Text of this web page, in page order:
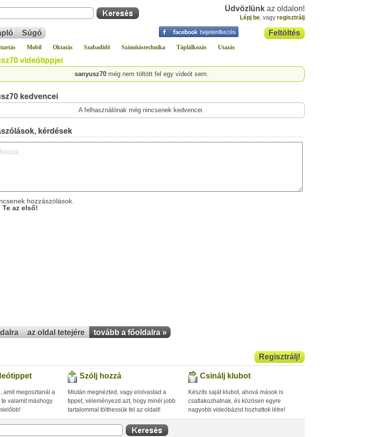
Üdvözlünk az oldalon!
Lépj be, vagy regisztrálj
Feltöltés
Súgó
Mobil Oktatás Szabadidő Számítástechnika Táplálkozás Utazás
videótippjei
sanyusz70még nem töltött fel egy videót sem.
kedvencei
A felhasználónak még nincsenek kedvencei.
kérdések
hozzászólások.
Te az első!
az oldal tetejére tovább a főoldalra »
Regisztrálj!
amit megosztanál a
valamit máshogy
Szólj hozzá
Miután megnézted, vagy elolvastad a
tippet, véleményezd azt, hogy minél jobb
tartalommal tölthessük fel az oldalt!
Csinálj klubot
Készíts saját klubot, ahová mások is
csatlakozhatnak, és közösen egyre
nagyobb videóbázist hozhattok létre!